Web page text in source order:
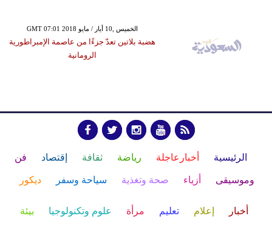
GMT 07:01 2018 الخميس ,10 أيار / مايو
هضبة بلاتين تعدّ جزءًا من عاصمة الإمبراطورية
الرومانية
الرئيسية أخبارعاجلة رياضة ثقافة إقتصاد فن
وموسيقى أزياء صحة وتغذية سياحة وسفر ديكور
أخبار إعلام تعليم مرأة علوم وتكنولوجيا بيئة